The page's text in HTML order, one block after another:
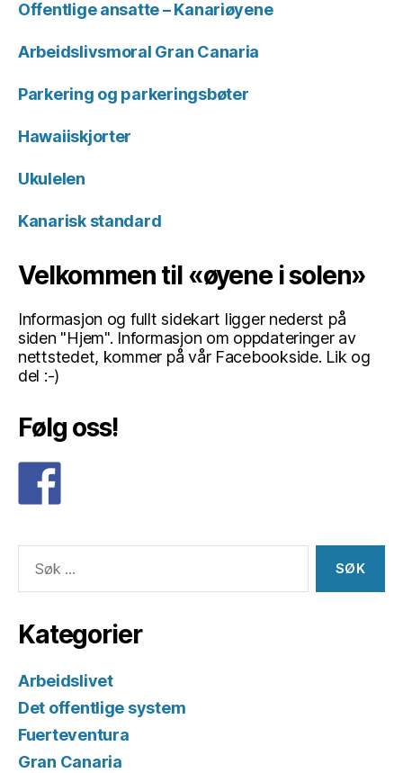
Offentlige ansatte – Kanariøyene
Arbeidslivsmoral Gran Canaria
Parkering og parkeringsbøter
Hawaiiskjorter
Ukulelen
Kanarisk standard
Velkommen til «øyene i solen»
Informasjon og fullt sidekart ligger nederst på
siden "Hjem". Informasjon om oppdateringer av
nettstedet, kommer på vår Facebookside. Lik og
del :-)
Følg oss!
etter:
Kategorier
Arbeidslivet
Det offentlige system
Fuerteventura
Gran Canaria